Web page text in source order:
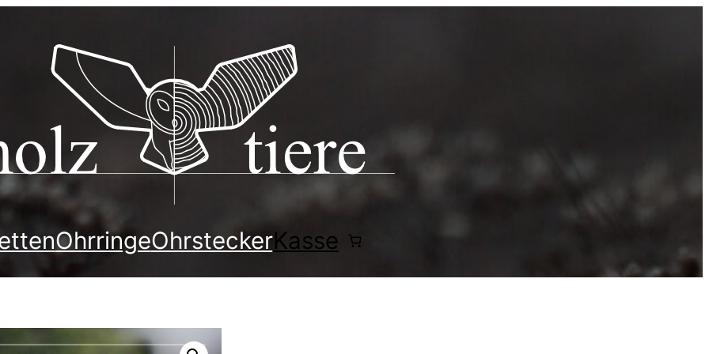
OhrringeOhrsteckerKasse